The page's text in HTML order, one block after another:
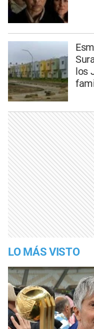
los
LO MÁS VISTO